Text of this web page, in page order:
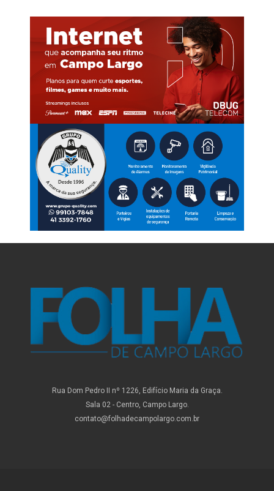
Rua Dom Pedro II nº 1226, Edifício Maria da Graça.
Sala 02 - Centro, Campo Largo.
contato@folhadecampolargo.com.br